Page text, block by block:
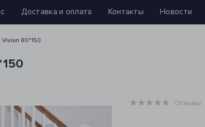
Доставка и оплата Контакты Новости
80*150
Отзывы: